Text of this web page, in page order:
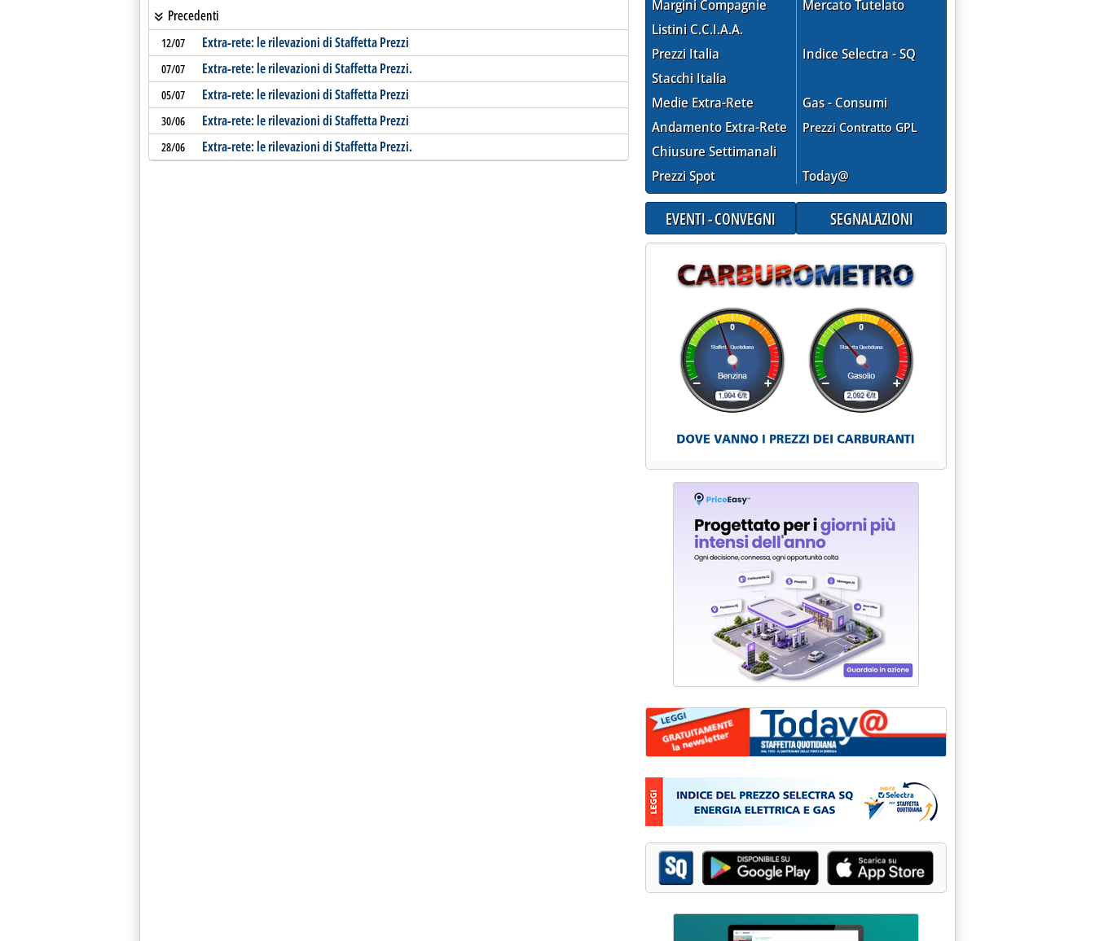
Precedenti
12/07 Extra-rete: le rilevazioni di Staffetta Prezzi
07/07 Extra-rete: le rilevazioni di Staffetta Prezzi.
05/07 Extra-rete: le rilevazioni di Staffetta Prezzi
30/06 Extra-rete: le rilevazioni di Staffetta Prezzi
28/06 Extra-rete: le rilevazioni di Staffetta Prezzi.
Margini Compagnie
Listini C.C.I.A.A.
Prezzi Italia
Stacchi Italia
Medie Extra-Rete
Andamento Extra-Rete
Chiusure Settimanali
Prezzi Spot
Mercato Tutelato
Indice Selectra - SQ
Gas - Consumi
Prezzi Contratto GPL
Today@
EVENTI - CONVEGNI SEGNALAZIONI